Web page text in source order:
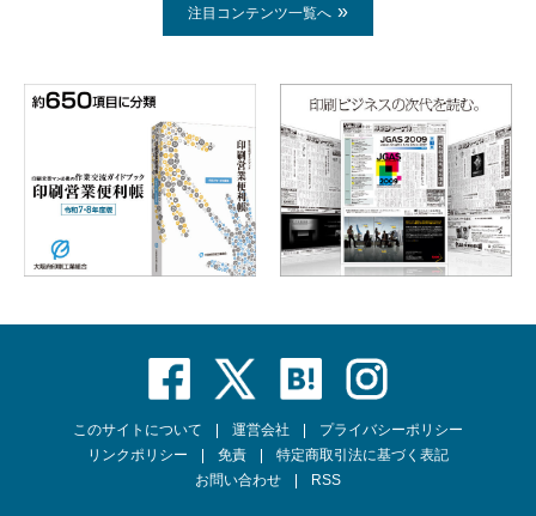
注目コンテンツ一覧へ
このサイトについて 運営会社
プライバシーポリシー
リンクポリシー
免責
特定商取引法に基づく表記
お問い合わせ
RSS